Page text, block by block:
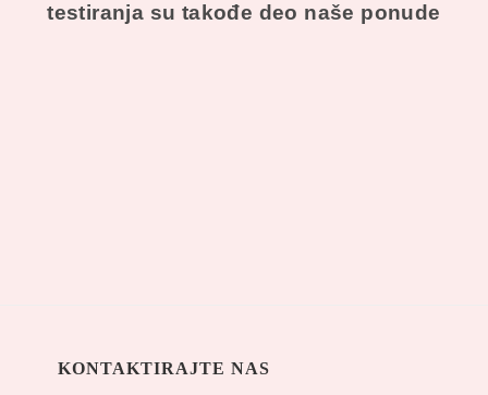
testiranja su takođe deo naše ponude
KONTAKTIRAJTE NAS